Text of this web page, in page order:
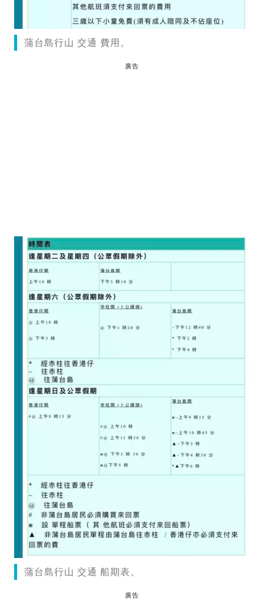
蒲台島行山 交通 費用。
廣告
蒲台島行山 交通 船期表。
廣告